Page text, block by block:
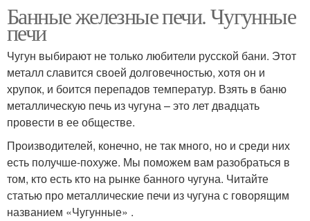
Банные железные печи. Чугунные
печи
Чугун выбирают не только любители русской бани. Этот
металл славится своей долговечностью, хотя он и
хрупок, и боится перепадов температур. Взять в баню
металлическую печь из чугуна – это лет двадцать
провести в ее обществе.
Производителей, конечно, не так много, но и среди них
есть получше-похуже. Мы поможем вам разобраться в
том, кто есть кто на рынке банного чугуна. Читайте
статью про металлические печи из чугуна с говорящим
названием «Чугунные» .